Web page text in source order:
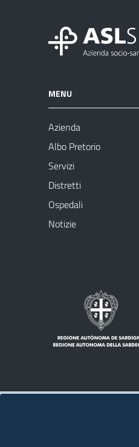
MENU
Azienda
Albo Pretorio
Servizi
Distretti
Ospedali
Notizie